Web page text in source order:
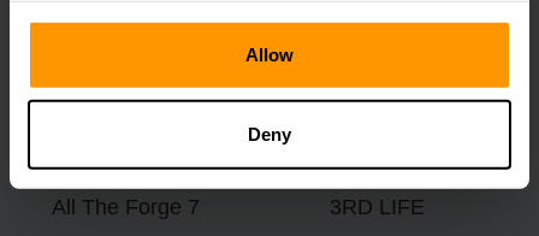
Allow
Deny
All The Forge 7 3RD LIFE